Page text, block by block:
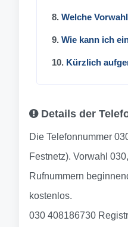
8. Welche
9. Wie kann ich
10. Kürzlich
Details der
Die Telefonnummer
Festnetz). Vorwahl
Rufnummern
kostenlos.
030 408186730